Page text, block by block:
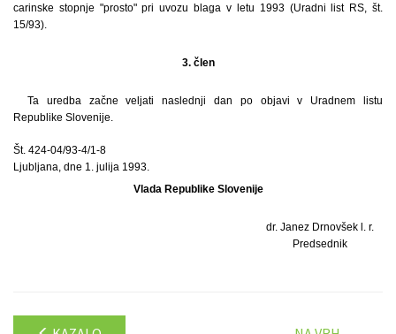
carinske stopnje "prosto" pri uvozu blaga v letu 1993 (Uradni list RS, št.
15/93).
3. člen
Ta uredba začne veljati naslednji dan po objavi v Uradnem listu
Republike Slovenije.
Št. 424-04/93-4/1-8
Ljubljana, dne 1. julija 1993.
Vlada Republike Slovenije
dr. Janez Drnovšek l. r.
Predsednik